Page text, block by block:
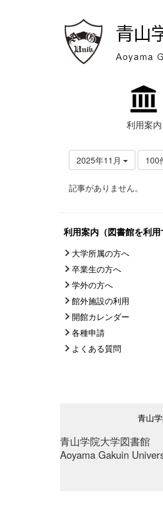
利用案内
2025年11月 100
記事がありません。
利用案内（図書館を利用
大学所属の方へ
卒業生の方へ
学外の方へ
館外施設の利用
開館カレンダー
各種申請
よくある質問
青山
青山学院大学図書館
Aoyama Gakuin